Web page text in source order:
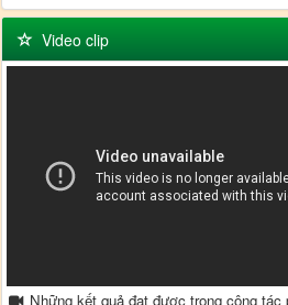
Video clip
Những kết quả đạt được trong công